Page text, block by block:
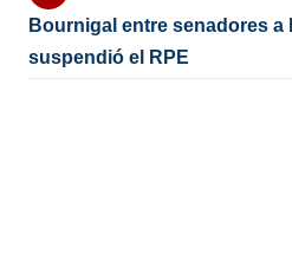
Bournigal entre senadores a
suspendió el RPE